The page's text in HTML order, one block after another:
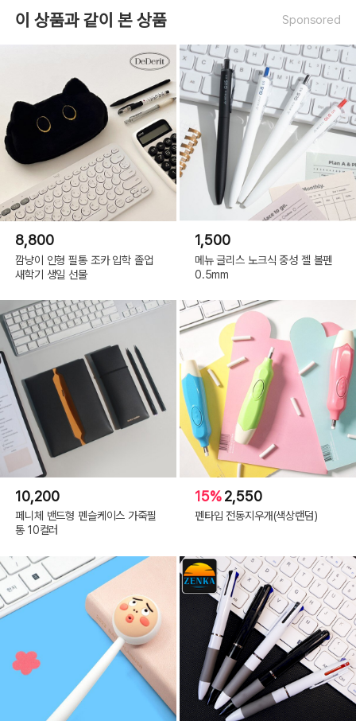
이 상품과 같이 본 상품 Sponsored
8,800
깜냥이 인형 필통 조카 입학 졸업
새학기 생일 선물
1,500
메뉴 글리스 노크식 중성 젤 볼펜
0.5mm
10,200
페니체 밴드형 펜슬케이스 가죽필
통 10컬러
15%2,550
펜타입 전동지우개(색상랜덤)